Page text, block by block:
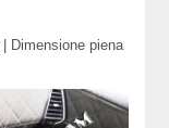
Dimensione piena